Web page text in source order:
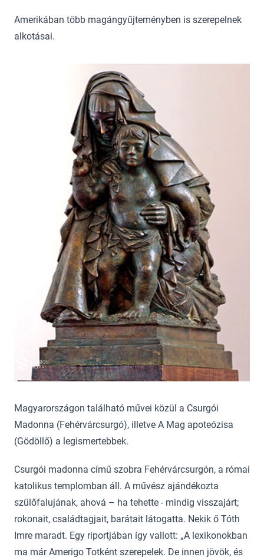
Amerikában több magángyűjteményben is szerepelnek
alkotásai.
Magyarországon található művei közül a Csurgói
Madonna (Fehérvárcsurgó), illetve A Mag apoteózisa
(Gödöllő) a legismertebbek.
Csurgói madonna című szobra Fehérvárcsurgón, a római
katolikus templomban áll. A művész ajándékozta
szülőfalujának, ahová – ha tehette - mindig visszajárt;
rokonait, családtagjait, barátait látogatta. Nekik ő Tóth
Imre maradt. Egy riportjában így vallott: „A lexikonokban
ma már Amerigo Totként szerepelek. De innen jövök, és